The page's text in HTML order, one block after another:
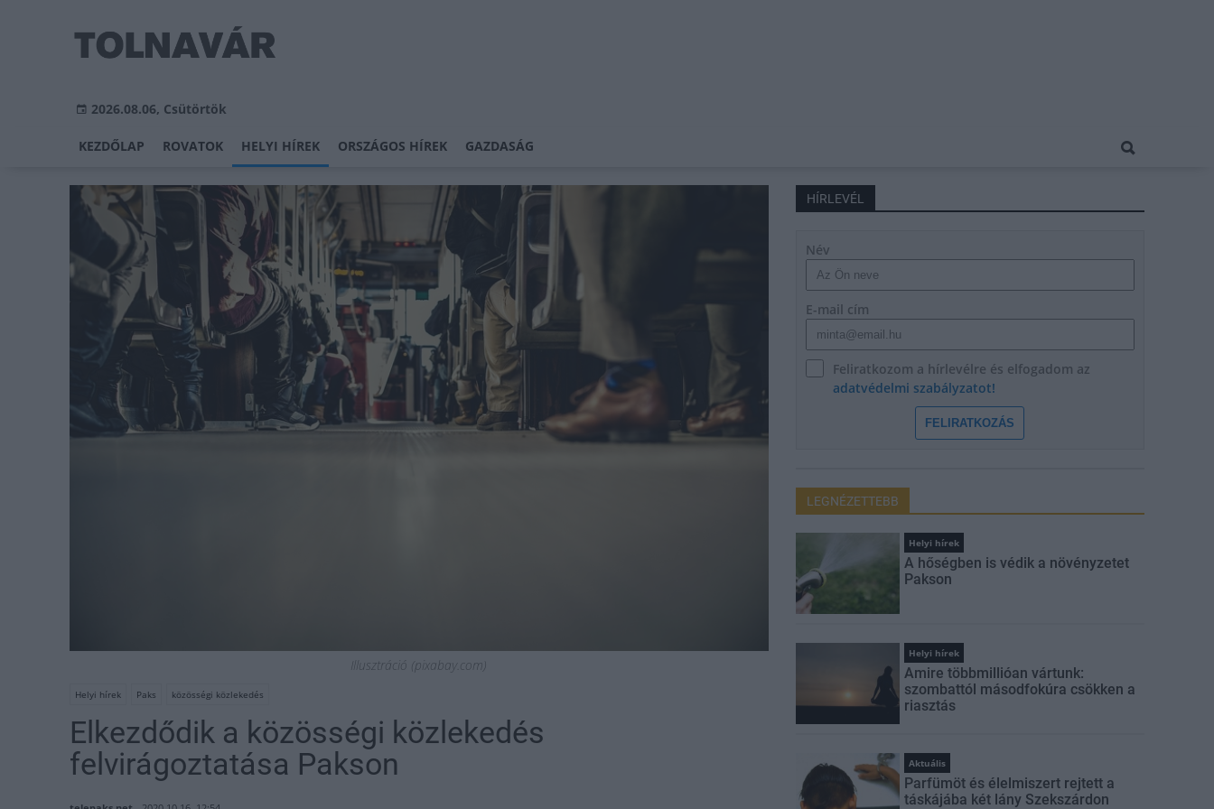
2026.08.06, Csütörtök
KEZDŐLAP ROVATOK HELYI HÍREK ORSZÁGOS HÍREK GAZDASÁG
Illusztráció (pixabay.com)
Helyi hírek Paks közösségi közlekedés
Elkezdődik a közösségi közlekedés
felvirágoztatása Pakson
HÍRLEVÉL
Név
E-mail cím
Feliratkozom a hírlevélre és elfogadom az
adatvédelmi szabályzatot!
FELIRATKOZÁS
LEGNÉZETTEBB
Helyi hírek
A hőségben is védik a növényzetet
Pakson
Helyi hírek
Amire többmillióan vártunk:
szombattól másodfokúra csökken a
riasztás
Aktuális
Parfümöt és élelmiszert rejtett a
táskájába két lány Szekszárdon